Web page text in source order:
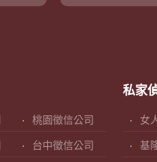
桃園徵信公司
台中徵信公司
私家
女
基